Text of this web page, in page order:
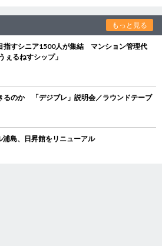
もっと見る
指すシニア1500人が集結 マンション管理代
ぇるねすシップ」
るのか 「デジブレ」説明会／ラウンドテーブ
島、日昇館をリニューアル